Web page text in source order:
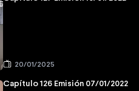
20/01/2025
Capítulo 126 Emisión 07/01/2022